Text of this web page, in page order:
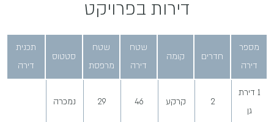
דירות בפרויקט
מספר
דירה
חדרים קומה
שטח
דירה
שטח
מרפסת
סטטוס
תכנית
דירה
1 דירת
גן
2 קרקע 46
29 נמכרה